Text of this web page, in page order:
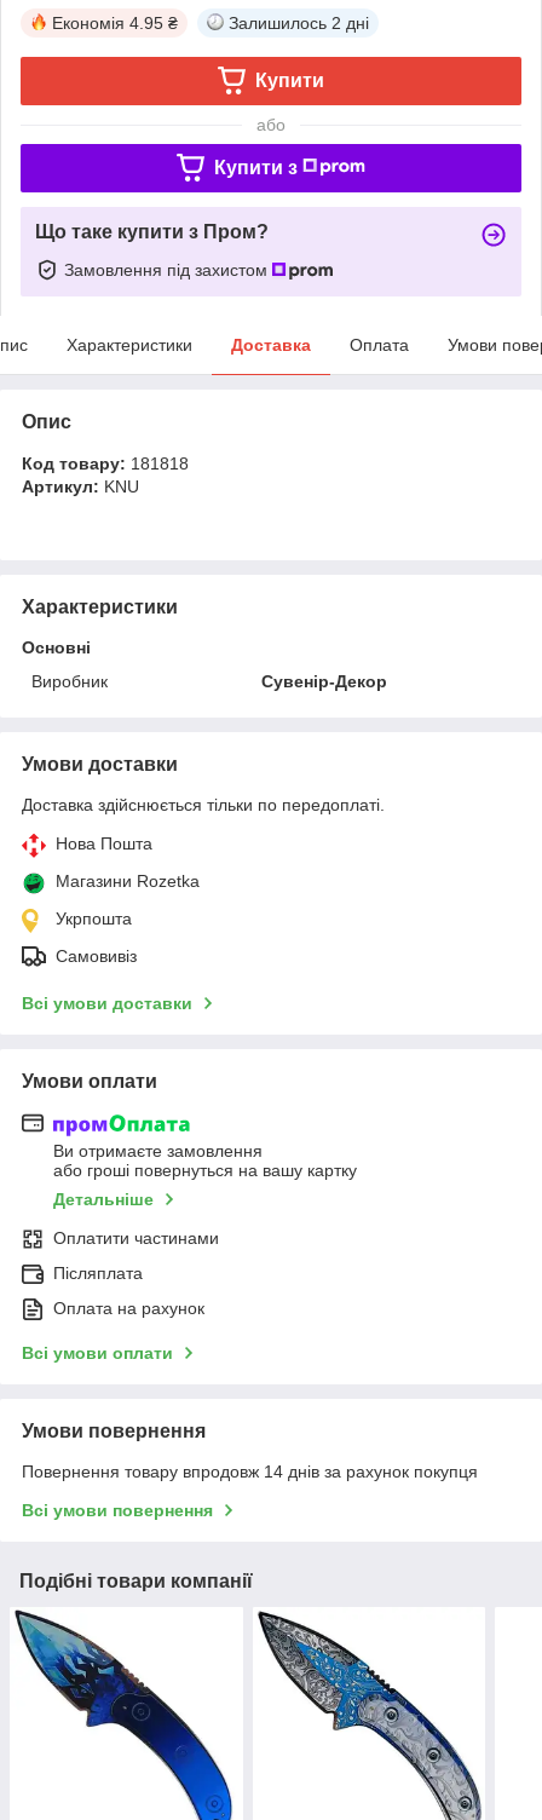
Економія 4.95 ₴ Залишилось 2 дні
Купити
або
Купити з
Що таке купити з Пром?
Замовлення під захистом
Характеристики Доставка Оплата Умови
Опис
Код товару: 181818
Артикул: KNU
Характеристики
Основні
Виробник
Сувенір-Декор
Умови доставки
Доставка здійснюється тільки по передоплаті.
Нова Пошта
Магазини Rozetka
Укрпошта
Самовивіз
Всі умови доставки
Умови оплати
Ви отримаєте замовлення
або гроші повернуться на вашу картку
Детальніше
Оплатити частинами
Післяплата
Оплата на рахунок
Всі умови оплати
Умови повернення
Повернення товару впродовж 14 днів за рахунок покупця
Всі умови повернення
Подібні товари компанії